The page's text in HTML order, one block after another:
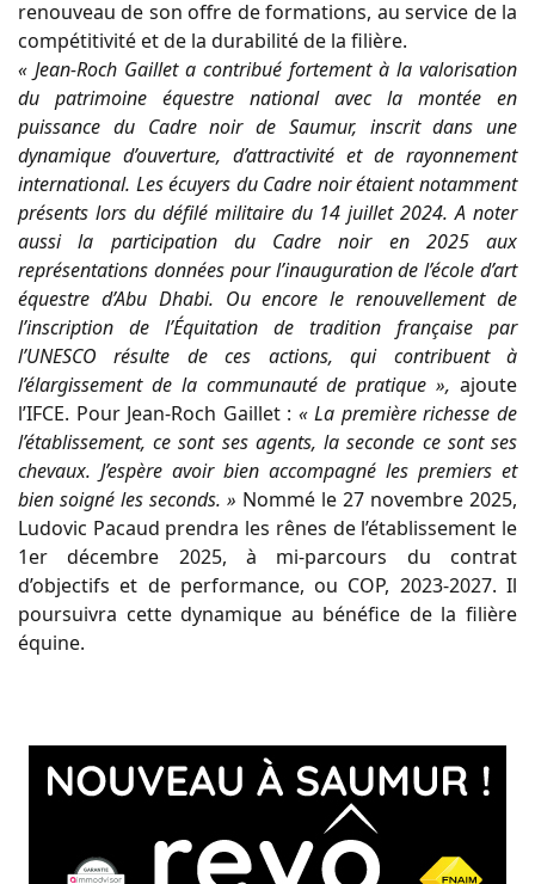
renouveau de son offre de formations, au service de la
compétitivité et de la durabilité de la filière.
« Jean-Roch Gaillet a contribué fortement à la valorisation
du patrimoine équestre national avec la montée en
puissance du Cadre noir de Saumur, inscrit dans une
dynamique d’ouverture, d’attractivité et de rayonnement
international. Les écuyers du Cadre noir étaient notamment
présents lors du défilé militaire du 14 juillet 2024. A noter
aussi la participation du Cadre noir en 2025 aux
représentations données pour l’inauguration de l’école d’art
équestre d’Abu Dhabi. Ou encore le renouvellement de
l’inscription de l’Équitation de tradition française par
l’UNESCO résulte de ces actions, qui contribuent à
l’élargissement de la communauté de pratique », ajoute
l’IFCE. Pour Jean-Roch Gaillet : « La première richesse de
l’établissement, ce sont ses agents, la seconde ce sont ses
chevaux. J’espère avoir bien accompagné les premiers et
bien soigné les seconds. » Nommé le 27 novembre 2025,
Ludovic Pacaud prendra les rênes de l’établissement le
1er décembre 2025, à mi-parcours du contrat
d’objectifs et de performance, ou COP, 2023-2027. Il
poursuivra cette dynamique au bénéfice de la filière
équine.